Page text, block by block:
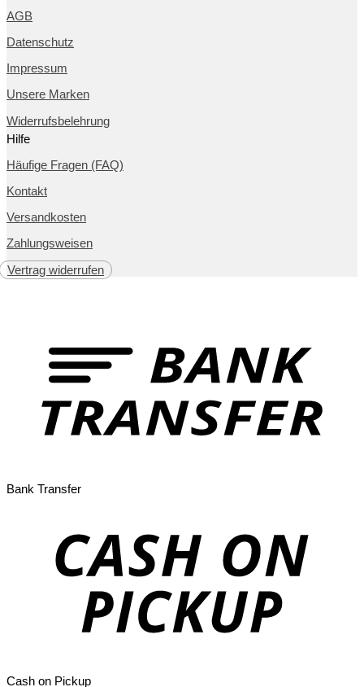
AGB
Datenschutz
Impressum
Unsere Marken
Widerrufsbelehrung
Hilfe
Häufige Fragen (FAQ)
Kontakt
Versandkosten
Zahlungsweisen
Vertrag widerrufen
Bank Transfer
Cash on Pickup